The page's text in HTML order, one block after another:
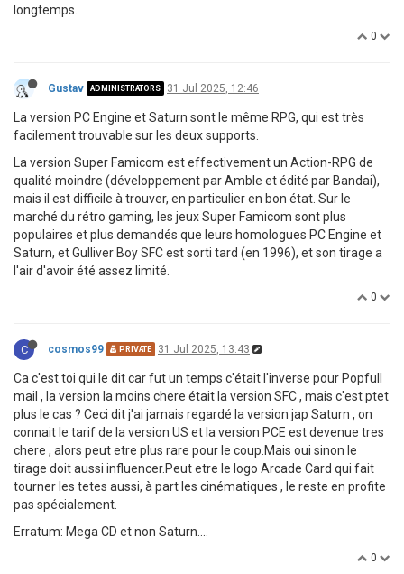
longtemps.
0
Gustav ADMINISTRATORS 31 Jul 2025, 12:46
La version PC Engine et Saturn sont le même RPG, qui est très
facilement trouvable sur les deux supports.
La version Super Famicom est effectivement un Action-RPG de
qualité moindre (développement par Amble et édité par Bandai),
mais il est difficile à trouver, en particulier en bon état. Sur le
marché du rétro gaming, les jeux Super Famicom sont plus
populaires et plus demandés que leurs homologues PC Engine et
Saturn, et Gulliver Boy SFC est sorti tard (en 1996), et son tirage a
l'air d'avoir été assez limité.
0
C cosmos99 PRIVATE 31 Jul 2025, 13:43
Ca c'est toi qui le dit car fut un temps c'était l'inverse pour Popfull
mail , la version la moins chere était la version SFC , mais c'est ptet
plus le cas ? Ceci dit j'ai jamais regardé la version jap Saturn , on
connait le tarif de la version US et la version PCE est devenue tres
chere , alors peut etre plus rare pour le coup.Mais oui sinon le
tirage doit aussi influencer.Peut etre le logo Arcade Card qui fait
tourner les tetes aussi, à part les cinématiques , le reste en profite
pas spécialement.
Erratum: Mega CD et non Saturn....
0